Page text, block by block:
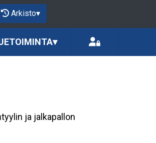
Arkisto▾
▾
ja jalkapallon